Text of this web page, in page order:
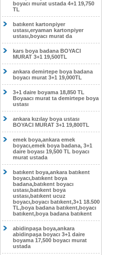
boyacı murat ustada 4+1 19,750
TL
batıkent kartonpiyer
ustası,eryaman kartonpiyer
ustası,boyacı murat da
kars boya badana BOYACI
MURAT 3+1 19,500TL
ankara demirtepe boya badana
boyacı murat 3+1 19,000TL
3+1 daire boyama 18,850 TL
Boyaacı murat ta demirtepe boya
ustası
ankara kızılay boya ustası
BOYACI MURAT 3+1 19,800TL
emek boya,ankara emek
boyacı,emek boya badana, 3+1
daire boyası 19,500 TL boyacı
murat ustada
batıkent boya,ankara batıkent
boyacı,batıkent boya
badana,batıkent boyacı
ustası,batıkent boya
ustası,batıkent ucuz
boyacı,boyacı batıkent,3+1 18.500
TL,boya badana batıkent,boyacı
batıkent,boya badana batıkent
abidinpaşa boya,ankara
abidinpaşa boyacı 3+1 daire
boyama 17,500 boyacı murat
ustada